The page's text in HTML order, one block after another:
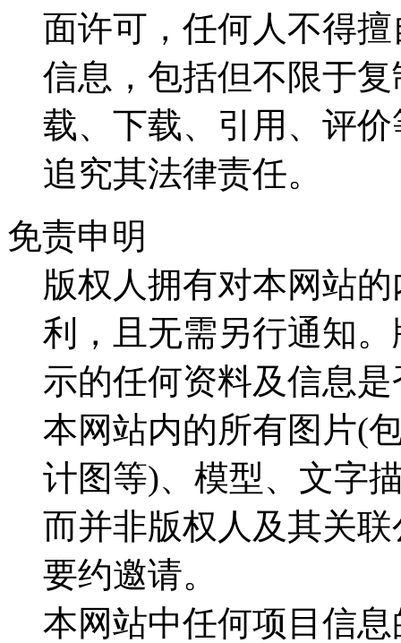
面许可，任何人不得
信息，包括但不限于
载、下载、引用、评
追究其法律责任。
免责申明
版权人拥有对本网站
利，且无需另行通知
示的任何资料及信息
本网站内的所有图片(
计图等)、模型、文字
而并非版权人及其关
要约邀请。
本网站中任何项目信